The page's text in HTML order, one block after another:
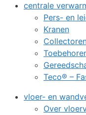
centrale
Pers- en
Kranen
Teco® –
vloer- en
Over